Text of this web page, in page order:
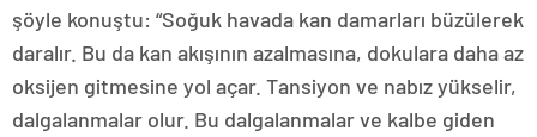
şöyle konuştu: “Soğuk havada kan damarları büzülerek
daralır. Bu da kan akışının azalmasına, dokulara daha az
oksijen gitmesine yol açar. Tansiyon ve nabız yükselir,
dalgalanmalar olur. Bu dalgalanmalar ve kalbe giden